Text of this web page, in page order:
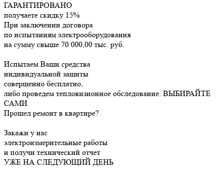
ГАРАНТИРОВАНО
получаете скидку 15%
При заключении договора
по испытаниям электрооборудования
на сумму свыше 70 000,00 тыс. руб.
Испытаем Ваши средства
индивидуальной защиты
совершенно бесплатно,
либо проведем тепловизионное обследование. ВЫБИРАЙТЕ
САМИ
Прошел ремонт в квартире?
Закажи у нас
электроизмерительные работы
и получи технический отчет
УЖЕ НА СЛЕДУЮЩИЙ ДЕНЬ